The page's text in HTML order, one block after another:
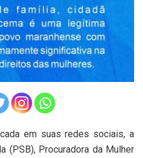
em suas redes sociais, a
(PSB), Procuradora da Mulher